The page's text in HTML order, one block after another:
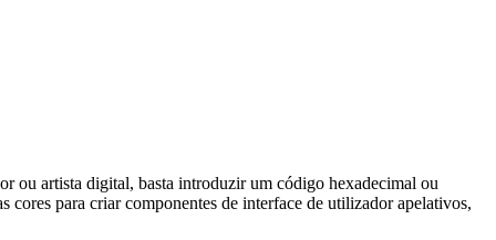
ou artista digital, basta introduzir um código hexadecimal ou
para criar componentes de interface de utilizador apelativos,